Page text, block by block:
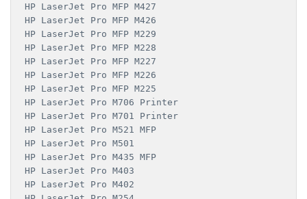
HP LaserJet Pro MFP M427
HP LaserJet Pro MFP M426
HP LaserJet Pro MFP M229
HP LaserJet Pro MFP M228
HP LaserJet Pro MFP M227
HP LaserJet Pro MFP M226
HP LaserJet Pro MFP M225
HP LaserJet Pro M706 Printer
HP LaserJet Pro M701 Printer
HP LaserJet Pro M521 MFP
HP LaserJet Pro M501
HP LaserJet Pro M435 MFP
HP LaserJet Pro M403
HP LaserJet Pro M402